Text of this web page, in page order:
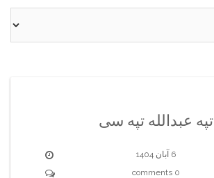
تپه عبدالله تپه سی
6 آبان 1404
0 comments